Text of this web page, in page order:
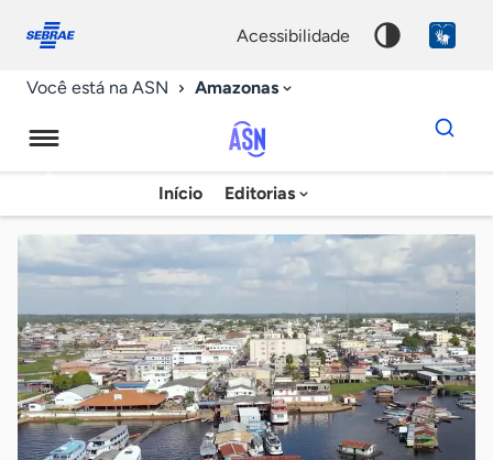
conosco
acessibilidade
Você está na ASN Amazonas
Agência
Sebrae
de
Notícias
Início Editorias
Dados
para
chave